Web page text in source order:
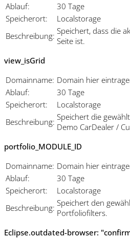
Ablauf:
30 Tage
Speicherort:
Localstorage
Beschreibung: Speichert, dass die
Seite ist.
view_isGrid
Domainname: Domain hier
Ablauf:
30 Tage
Speicherort:
Localstorage
Beschreibung: Speichert die
Demo CarDealer /
portfolio_MODULE_ID
Domainname: Domain hier
Ablauf:
30 Tage
Speicherort:
Localstorage
Beschreibung: Speichert den
Portfoliofilters.
Eclipse.outdated-browser: